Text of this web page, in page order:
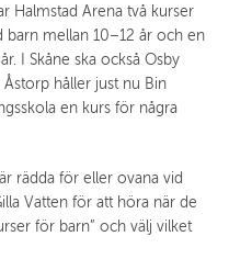
Halmstad Arena två kurser
barn mellan 10–12 år och en
I Skåne ska också Osby
håller just nu Bin
en kurs för några
rädda för eller ovana vid
Vatten för att höra när de
för barn” och välj vilket